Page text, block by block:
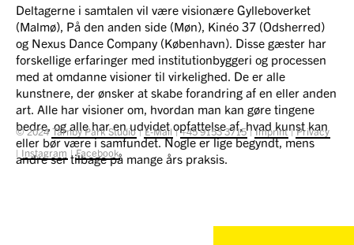
Deltagerne i samtalen vil være visionære Gylleboverket
(Malmø), På den anden side (Møn), Kinéo 37 (Odsherred)
og Nexus Dance Company (København). Disse gæster har
forskellige erfaringer med institutionbyggeri og processen
med at omdanne visioner til virkelighed. De er alle
kunstnere, der ønsker at skabe forandring af en eller anden
art. Alle har visioner om, hvordan man kan gøre tingene
bedre, og alle har en udvidet opfattelse af, hvad kunst kan
eller bør være i samfundet. Nogle er lige begyndt, mens
andre ser tilbage på mange års praksis.
© 2024Tårnby Park Studio|E-Mail|+45 9153 3715|Imprint|Privacy
|Instagram | Facebook